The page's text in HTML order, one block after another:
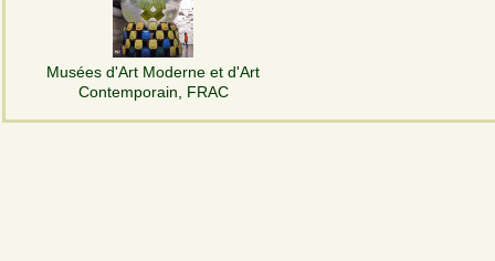
Musées d'Art Moderne et d'Art
Contemporain, FRAC